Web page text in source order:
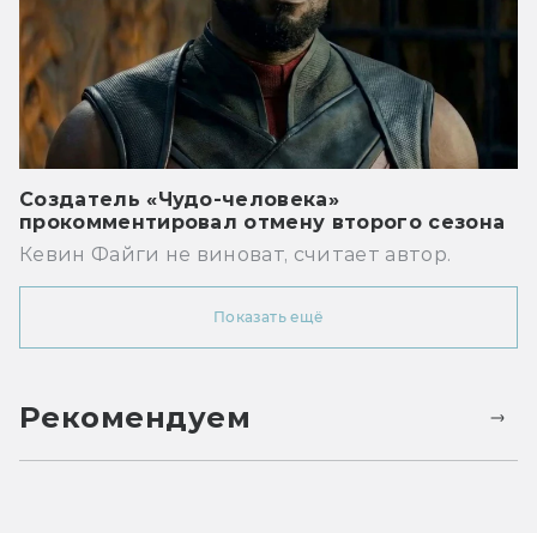
Создатель «Чудо-человека»
прокомментировал отмену второго сезона
Кевин Файги не виноват, считает автор.
Показать ещё
Рекомендуем